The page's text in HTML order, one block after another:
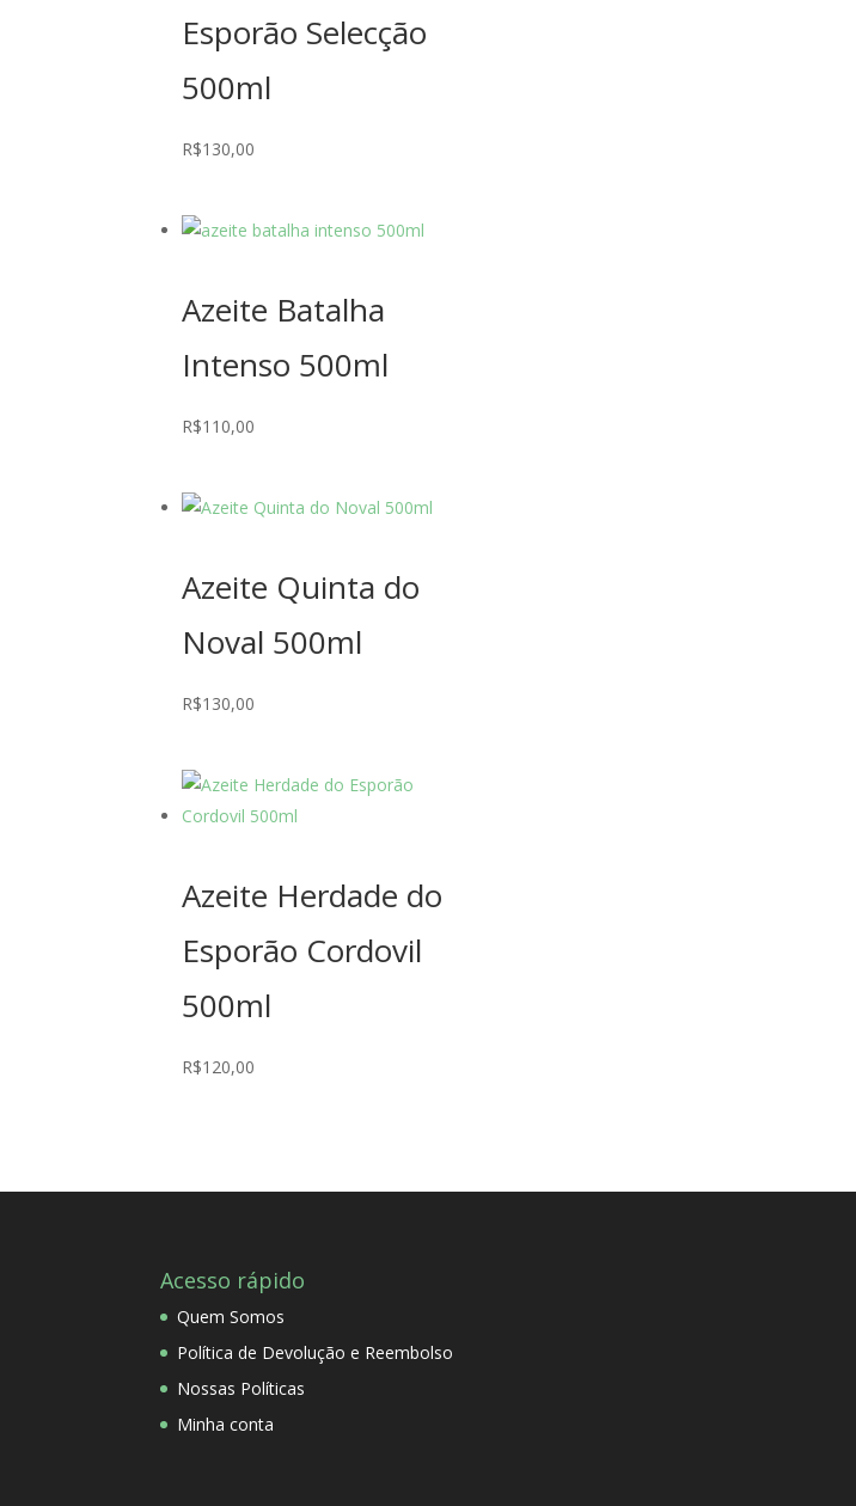
Esporão Selecção
500ml
R$130,00
Azeite Batalha
Intenso 500ml
R$110,00
Azeite Quinta do
Noval 500ml
R$130,00
Azeite Herdade do
Esporão Cordovil
500ml
R$120,00
Acesso rápido
Quem Somos
Política de Devolução e Reembolso
Nossas Políticas
Minha conta